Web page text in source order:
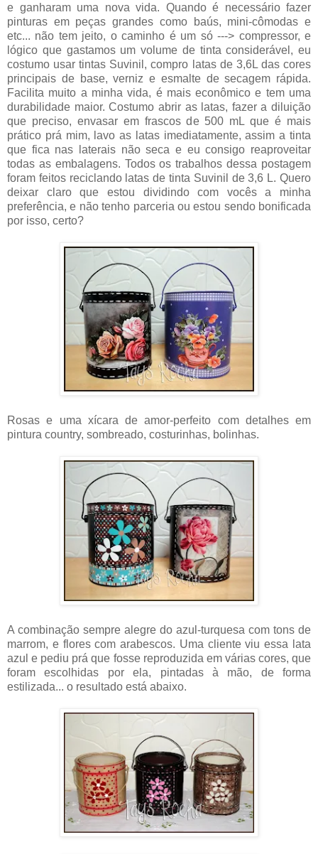
e ganharam uma nova vida. Quando é necessário fazer
pinturas em peças grandes como baús, mini-cômodas e
etc... não tem jeito, o caminho é um só ---> compressor, e
lógico que gastamos um volume de tinta considerável, eu
costumo usar tintas Suvinil, compro latas de 3,6L das cores
principais de base, verniz e esmalte de secagem rápida.
Facilita muito a minha vida, é mais econômico e tem uma
durabilidade maior. Costumo abrir as latas, fazer a diluição
que preciso, envasar em frascos de 500 mL que é mais
prático prá mim, lavo as latas imediatamente, assim a tinta
que fica nas laterais não seca e eu consigo reaproveitar
todas as embalagens. Todos os trabalhos dessa postagem
foram feitos reciclando latas de tinta Suvinil de 3,6 L. Quero
deixar claro que estou dividindo com vocês a minha
preferência, e não tenho parceria ou estou sendo bonificada
por isso, certo?
Rosas e uma xícara de amor-perfeito com detalhes em
pintura country, sombreado, costurinhas, bolinhas.
A combinação sempre alegre do azul-turquesa com tons de
marrom, e flores com arabescos. Uma cliente viu essa lata
azul e pediu prá que fosse reproduzida em várias cores, que
foram escolhidas por ela, pintadas à mão, de forma
estilizada... o resultado está abaixo.